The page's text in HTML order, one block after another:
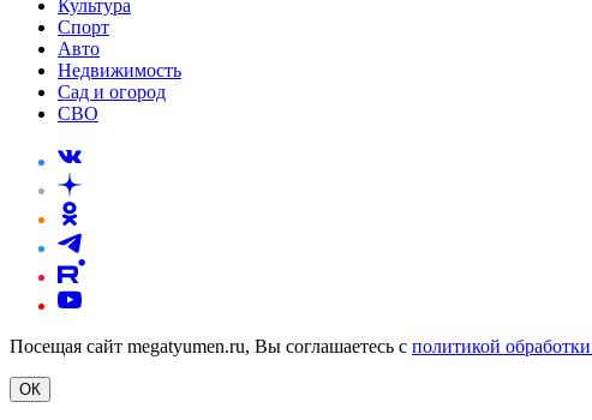
Культура
Спорт
Авто
Недвижимость
Сад и огород
СВО
Посещая сайт megatyumen.ru, Вы соглашаетесь с политикой
ОК